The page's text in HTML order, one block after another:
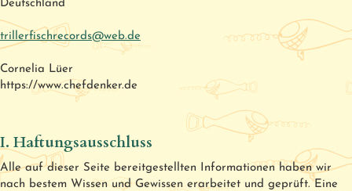
Deutschland
trillerfischrecords@web.de
Cornelia Lüer
https://www.chefdenker.de
I. Haftungsausschluss
Alle auf dieser Seite bereitgestellten Informationen haben wir
nach bestem Wissen und Gewissen erarbeitet und geprüft. Eine